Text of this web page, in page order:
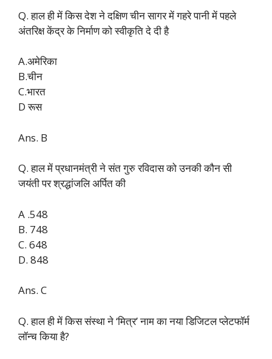
Q. हाल ही में किस देश ने दक्षिण चीन सागर में गहरे पानी में पहले
अंतरिक्ष केंद्र के निर्माण को स्वीकृति दे दी है
A.अमेरिका
B.चीन
C.भारत
D रूस
Ans. B
Q. हाल में प्रधानमंत्री ने संत गुरु रविदास को उनकी कौन सी
जयंती पर श्रद्धांजलि अर्पित की
A .548
B. 748
C. 648
D. 848
Ans. C
Q. हाल ही में किस संस्था ने ‘मित्र’ नाम का नया डिजिटल प्लेटफॉर्म
लॉन्च किया है?